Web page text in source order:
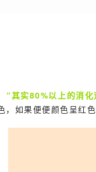
“其实80%以上的消
，如果便便颜色呈红